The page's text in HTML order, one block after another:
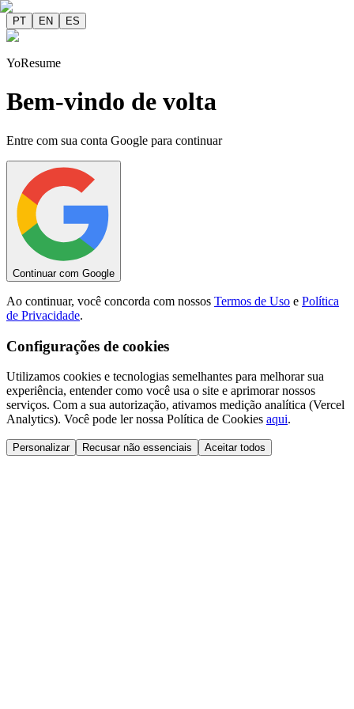
PT EN ES
YoResume
Bem-vindo de volta
Entre com sua conta Google para continuar
Continuar com Google
Ao continuar, você concorda com nossos Termos de Uso e Política
de Privacidade.
Configurações de cookies
Utilizamos cookies e tecnologias semelhantes para melhorar sua
experiência, entender como você usa o site e aprimorar nossos
serviços. Com a sua autorização, ativamos medição analítica (Vercel
Analytics). Você pode ler nossa Política de Cookies aqui.
Personalizar Recusar não essenciais Aceitar todos